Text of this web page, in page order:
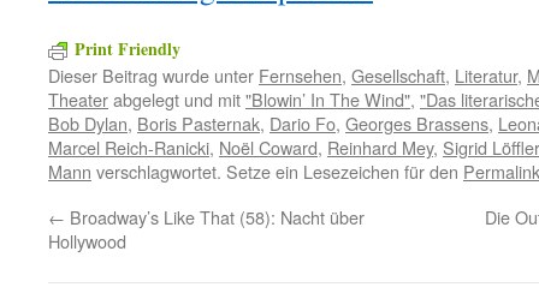
Print Friendly
Dieser Beitrag wurde unter Fernsehen, Gesellschaft, Literatur,
Theaterabgelegt und mit"Blowin’ In The Wind", "Das
Bob Dylan, Boris Pasternak, Dario Fo, Georges Brassens,
Marcel Reich-Ranicki, Noël Coward, Reinhard Mey, Sigrid Löffler
Mann verschlagwortet. Setze ein Lesezeichen für den Permalink
← Broadway’s Like That (58): Nacht über
Hollywood
Die